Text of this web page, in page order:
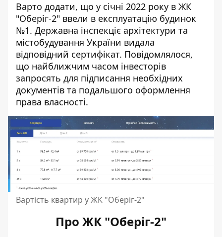
Варто додати, що у січні 2022 року в ЖК
"Оберіг-2" ввели в експлуатацію будинок
№1. Державна інспекціє архітектури та
містобудування України видала
відповідний сертифікат. Повідомлялося,
що найближчим часом інвесторів
запросять для підписання необхідних
документів та подальшого оформлення
права власності.
Вартість квартир у ЖК "Оберіг-2"
Про ЖК "Оберіг-2"